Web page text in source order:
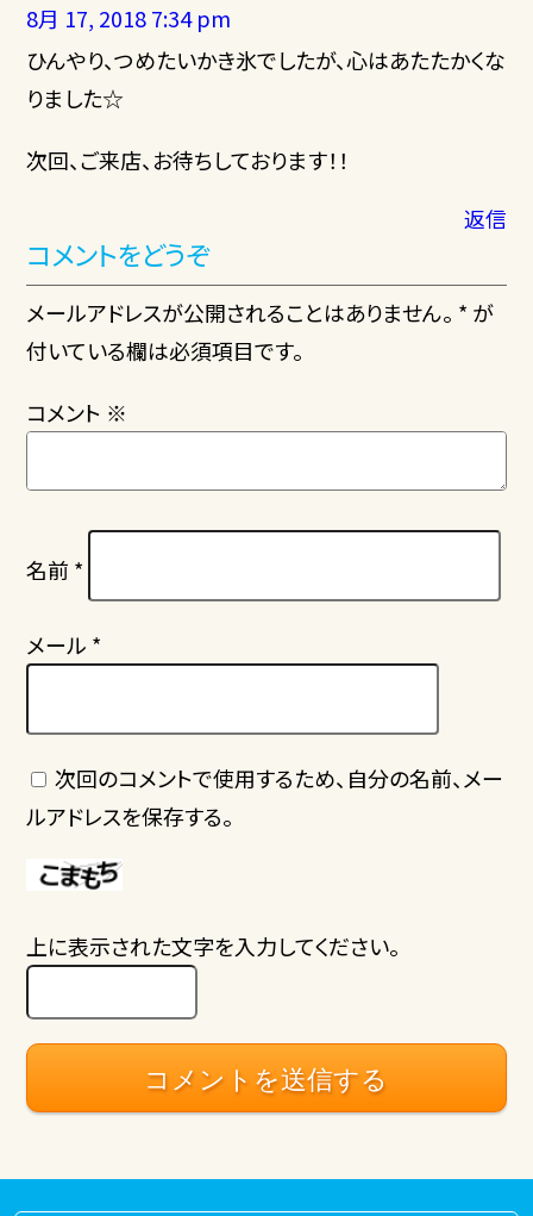
8月 17, 2018 7:34 pm
ひんやり、つめたいかき氷でしたが、心はあたたかくな
りました☆
次回、ご来店、お待ちしております！！
返信
コメントをどうぞ
メールアドレスが公開されることはありません。 * が
付いている欄は必須項目です。
コメント ※
名前 *
メール *
次回のコメントで使用するため、自分の名前、メー
ルアドレスを保存する。
上に表示された文字を入力してください。